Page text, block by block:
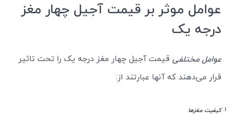
عوامل موثر بر قیمت آجیل چهار مغز
درجه یک
عوامل مختلفی قیمت آجیل چهار مغز درجه یک را تحت تاثیر
قرار می‌دهند که آنها عبارتند از:
کیفیت مغزها